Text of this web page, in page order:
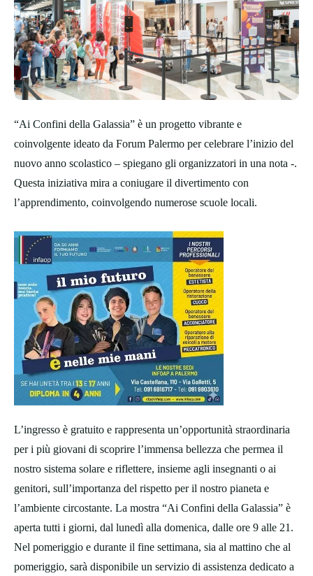
“Ai Confini della Galassia” è un progetto vibrante e
coinvolgente ideato da Forum Palermo per celebrare l’inizio del
nuovo anno scolastico – spiegano gli organizzatori in una nota -.
Questa iniziativa mira a coniugare il divertimento con
l’apprendimento, coinvolgendo numerose scuole locali.
L’ingresso è gratuito e rappresenta un’opportunità straordinaria
per i più giovani di scoprire l’immensa bellezza che permea il
nostro sistema solare e riflettere, insieme agli insegnanti o ai
genitori, sull’importanza del rispetto per il nostro pianeta e
l’ambiente circostante. La mostra “Ai Confini della Galassia” è
aperta tutti i giorni, dal lunedì alla domenica, dalle ore 9 alle 21.
Nel pomeriggio e durante il fine settimana, sia al mattino che al
pomeriggio, sarà disponibile un servizio di assistenza dedicato a